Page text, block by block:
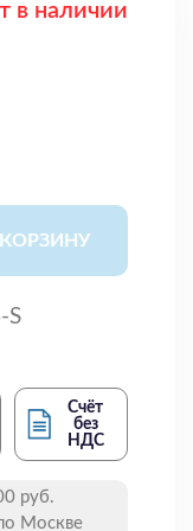
в наличии
S
Счёт
без
НДС
руб.
Москве